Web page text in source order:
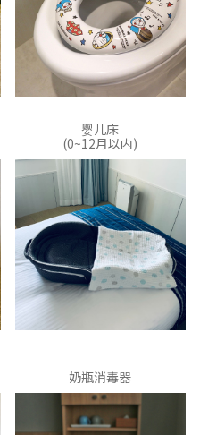
婴儿床
(0~12月以内)
奶瓶消毒器